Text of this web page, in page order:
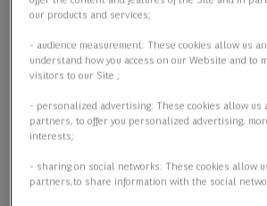
our products and services;
- audience measurement: These cookies allow us
understand how you access on our Website and to
visitors to our Site ;
- personalized advertising: These cookies allow us
partners, to offer you personalized advertising,
interests;
- sharing on social networks: These cookies allow
partners,to share information with the social